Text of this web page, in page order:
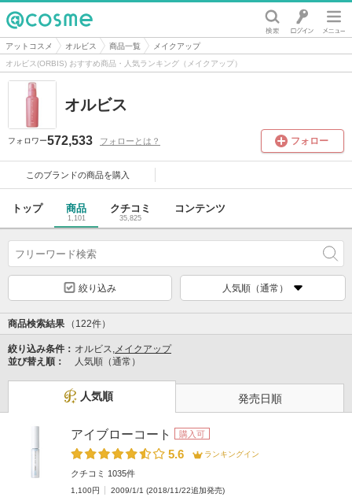
@cosme
アットコスメ オルビス 商品一覧
メイクアップ
オルビス(ORBIS) おすすめ商品・人気ランキング（メイクアップ）
オルビス
フォロワー572,533 フォローとは？ フォロー
このブランドの商品を購入
トップ 商品
1,101
クチコミ
35,825
コンテンツ
絞り込み 人気順（通常）
商品検索結果 （122件）
絞り込み条件： オルビス,メイクアップ
並び替え順：
人気順（通常）
人気順 発売日順
アイブローコート 購入可
5.6 ランキングイン
クチコミ 1035件
1,100円
2009/1/1 (2018/11/22追加発売)